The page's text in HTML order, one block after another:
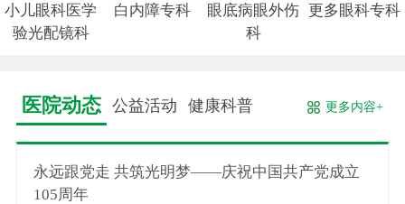
小儿眼科医学
验光配镜科
白内障专科
眼底病眼外伤
科
更多眼科专科
医院动态 公益活动 健康科普 更多内容+
永远跟党走 共筑光明梦——庆祝中国共产党成立
105周年